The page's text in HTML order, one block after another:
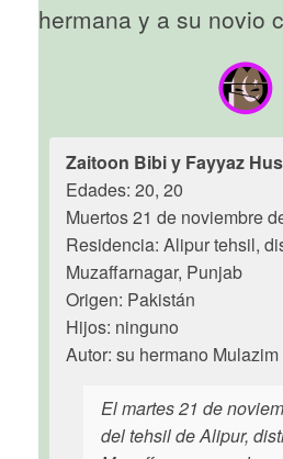
hermana y a su novio
Zaitoon Bibi y Fayyaz
Edades: 20, 20
Muertos 21 de noviembre
Residencia: Alipur tehsil,
Muzaffarnagar, Punjab
Origen: Pakistán
Hijos: ninguno
Autor: su hermano
El martes 21 de
del tehsil de Alipur,